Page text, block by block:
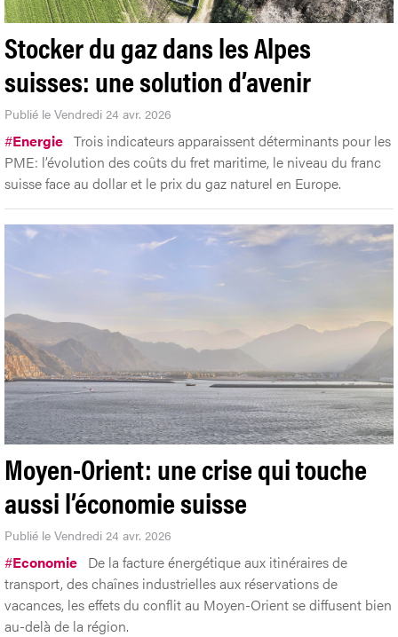
Stocker du gaz dans les Alpes
suisses: une solution d’avenir
Publié le Vendredi 24 avr. 2026
#Energie Trois indicateurs apparaissent déterminants pour les
PME: l’évolution des coûts du fret maritime, le niveau du franc
suisse face au dollar et le prix du gaz naturel en Europe.
Moyen-Orient: une crise qui touche
aussi l’économie suisse
Publié le Vendredi 24 avr. 2026
#Economie De la facture énergétique aux itinéraires de
transport, des chaînes industrielles aux réservations de
vacances, les effets du conflit au Moyen-Orient se diffusent bien
au-delà de la région.